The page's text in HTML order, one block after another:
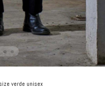
verde unisex